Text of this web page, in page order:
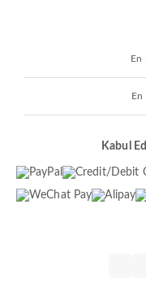
En
En
Kabul